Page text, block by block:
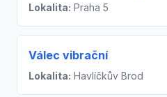
Lokalita: Praha 5
Válec vibrační
Lokalita: Havlíčkův Brod